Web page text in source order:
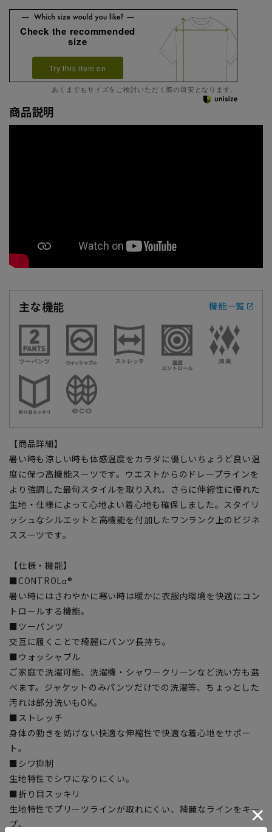
Check the recommended
size
Try this item on
あくまでもサイズをご検討いただく際の目安となります。
商品説明
主な機能 機能一覧
【商品詳細】
暑い時も涼しい時も体感温度をカラダに優しいちょうど良い温
度に保つ高機能スーツです。ウエストからのドレープラインを
より強調した最旬スタイルを取り入れ、さらに伸縮性に優れた
生地・仕様によって心地よい着心地も確保しました。スタイリ
ッシュなシルエットと高機能を付加したワンランク上のビジネ
ススーツです。
【仕様・機能】
■CONTROLα®
暑い時にはさわやかに寒い時は暖かに衣服内環境を快適にコン
トロールする機能。
■ツーパンツ
交互に履くことで綺麗にパンツ長持ち。
■ウォッシャブル
ご家庭で洗濯可能、洗濯機・シャワークリーンなど洗い方も選
べます。ジャケットのみパンツだけでの洗濯等、ちょっとした
汚れは部分洗いもOK。
■ストレッチ
身体の動きを妨げない快適な伸縮性で快適な着心地をサポー
ト。
■シワ抑制
生地特性でシワになりにくい。
■折り目スッキリ
生地特性でプリーツラインが取れにくい、綺麗なラインをキー
プ。